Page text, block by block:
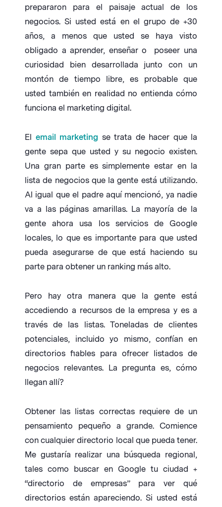
prepararon para el paisaje actual de los
negocios. Si usted está en el grupo de +30
años, a menos que usted se haya visto
obligado a aprender, enseñar o poseer una
curiosidad bien desarrollada junto con un
montón de tiempo libre, es probable que
usted también en realidad no entienda cómo
funciona el marketing digital.
El email marketing se trata de hacer que la
gente sepa que usted y su negocio existen.
Una gran parte es simplemente estar en la
lista de negocios que la gente está utilizando.
Al igual que el padre aquí mencionó, ya nadie
va a las páginas amarillas. La mayoría de la
gente ahora usa los servicios de Google
locales, lo que es importante para que usted
pueda asegurarse de que está haciendo su
parte para obtener un ranking más alto.
Pero hay otra manera que la gente está
accediendo a recursos de la empresa y es a
través de las listas. Toneladas de clientes
potenciales, incluido yo mismo, confían en
directorios fiables para ofrecer listados de
negocios relevantes. La pregunta es, cómo
llegan allí?
Obtener las listas correctas requiere de un
pensamiento pequeño a grande. Comience
con cualquier directorio local que pueda tener.
Me gustaría realizar una búsqueda regional,
tales como buscar en Google tu ciudad +
“directorio de empresas” para ver qué
directorios están apareciendo. Si usted está